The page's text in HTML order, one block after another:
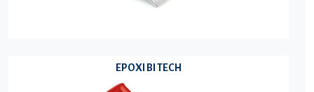
EPOXI BI TECH